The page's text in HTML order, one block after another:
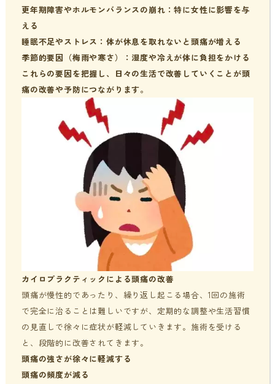
更年期障害やホルモンバランスの崩れ：特に女性に影響を与
える
睡眠不足やストレス：体が休息を取れないと頭痛が増える
季節的要因（梅雨や寒さ）：湿度や冷えが体に負担をかける
これらの要因を把握し、日々の生活で改善していくことが頭
痛の改善や予防につながります。
カイロプラクティックによる頭痛の改善
頭痛が慢性的であったり、繰り返し起こる場合、1回の施術
で完全に治ることは難しいですが、定期的な調整や生活習慣
の見直しで徐々に症状が軽減していきます。施術を受ける
と、段階的に改善されてきます。
頭痛の強さが徐々に軽減する
頭痛の頻度が減る